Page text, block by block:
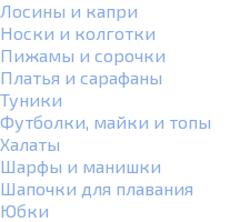
Лосины и капри
Носки и колготки
Пижамы и сорочки
Платья и сарафаны
Туники
Футболки, майки и топы
Халаты
Шарфы и манишки
Шапочки для плавания
Юбки